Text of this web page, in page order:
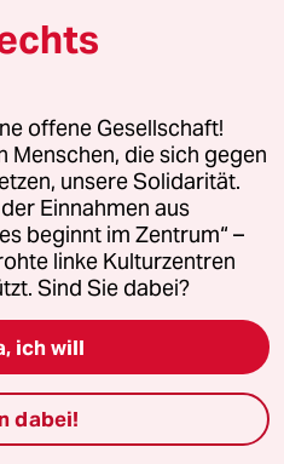
Zugang zu
haben.
keine Zeit haben
Geld haben
man sie an die
Uhr
ich wohl expressis
haben aber mit
von Journalisten
?
offene Gesellschaft!
Menschen, die sich gegen
unsere Solidarität.
Einnahmen aus
beginnt im Zentrum“ –
linke Kulturzentren
Sind Sie dabei?
ich will
dabei!